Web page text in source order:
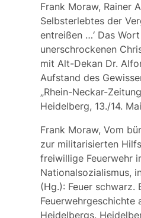
Frank Moraw, Rainer
Selbsterlebtes der
entreißen …‘ Das
unerschrockenen
mit Alt-Dekan Dr.
Aufstand des
„Rhein-Neckar-
Heidelberg, 13./14.
Frank Moraw, Vom
zur militarisierten
freiwillige Feuerwehr
Nationalsozialismus,
(Hg.): Feuer schwarz.
Feuerwehrgeschichte
Heidelbergs.